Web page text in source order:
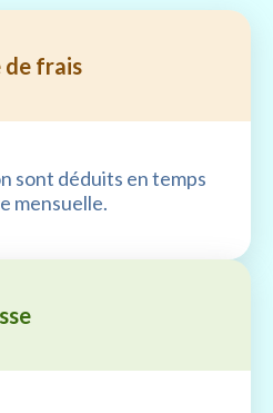
de frais
sont déduits en temps
mensuelle.